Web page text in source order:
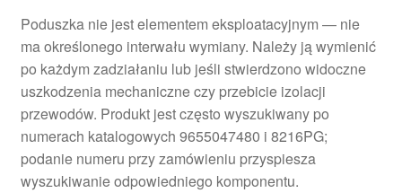
Poduszka nie jest elementem eksploatacyjnym — nie
ma określonego interwału wymiany. Należy ją wymienić
po każdym zadziałaniu lub jeśli stwierdzono widoczne
uszkodzenia mechaniczne czy przebicie izolacji
przewodów. Produkt jest często wyszukiwany po
numerach katalogowych 9655047480 i 8216PG;
podanie numeru przy zamówieniu przyspiesza
wyszukiwanie odpowiedniego komponentu.